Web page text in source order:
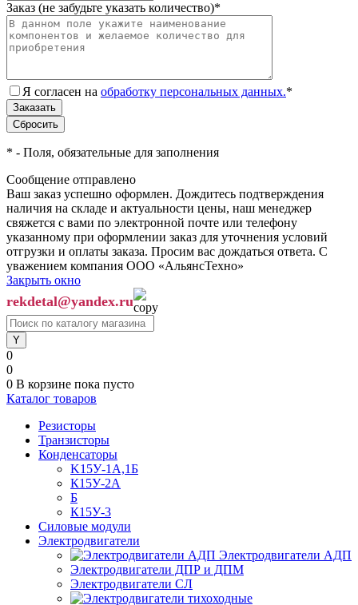
Заказ (не забудьте указать количество)*
Я согласен на обработку персональных данных.*
* - Поля, обязательные для заполнения
Сообщение отправлено
Ваш заказ успешно оформлен. Дождитесь подтверждения
наличия на складе и актуальности цены, наш менеджер
свяжется с вами по электронной почте или телефону
указанному при оформлении заказ для уточнения условий
отгрузки и оплаты заказа. Просим вас дождаться ответа. С
уважением компания ООО «АльянсТехно»
Закрыть окно
rekdetal@yandex.ru
0
0
0 В корзине пока пусто
Каталог товаров
Резисторы
Транзисторы
Конденсаторы
K15У-1А,1Б
К15У-2А
Б
К15У-3
Силовые модули
Электродвигатели
Электродвигатели АДП
Электродвигатели ДПР и ДПМ
Электродвигатели СЛ